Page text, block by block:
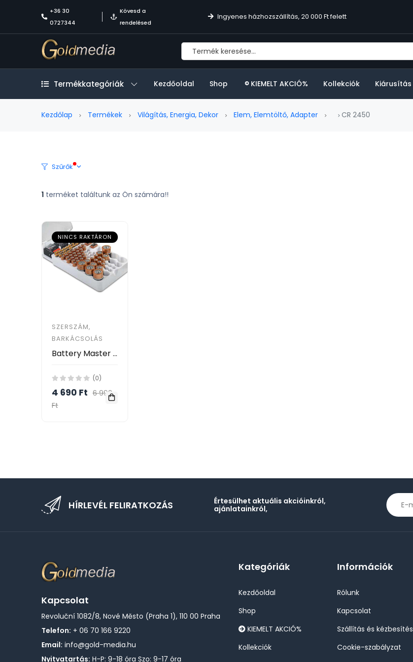
+36 30
0727344
Kövesd a
rendelésed
Ingyenes házhozszállítás, 20 000 Ft felett
Termékkategóriák Kezdőoldal Shop KIEMELT AKCIÓ% Kollekciók Kiárusítás
Kezdőlap Termékek Világítás, Energia, Dekor Elem, Elemtöltő, Adapter CR 2450
Szűrők
1 terméket találtunk az Ön számára!!
NINCS RAKTÁRON
SZERSZÁM,
BARKÁCSOLÁS
Battery Master Falra szerelhető elem rendszerező és tároló / teszterrel
(0)
4 690 Ft 6 990
Ft
HÍRLEVÉL FELIRATKOZÁS
Értesülhet aktuális akcióinkról,
ajánlatainkról,
Kapcsolat
Revoluční 1082/8, Nové Město (Praha 1), 110 00 Praha
Telefon: + 06 70 166 9220
Email: info@gold-media.hu
Nyitvatartás: H-P: 9-18 óra Szo: 9-17 óra
Kategóriák
Kezdőoldal
Shop
KIEMELT AKCIÓ%
Kollekciók
Információk
Rólunk
Kapcsolat
Szállítás és kézbesítés
Cookie-szabályzat